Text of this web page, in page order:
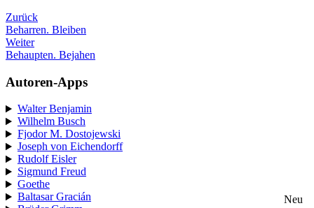
Zurück
Beharren. Bleiben
Weiter
Behaupten. Bejahen
Autoren-Apps
Walter Benjamin
Wilhelm Busch
Fjodor M. Dostojewski
Joseph von Eichendorff
Rudolf Eisler
Sigmund Freud
Goethe
Baltasar Gracián
Neu